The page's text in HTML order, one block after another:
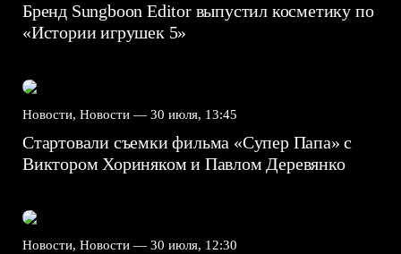
Бренд Sungboon Editor выпустил косметику по
«Истории игрушек 5»
Новости, Новости — 30 июля, 13:45
Стартовали съемки фильма «Супер Папа» с
Виктором Хориняком и Павлом Деревянко
Новости, Новости — 30 июля, 12:30